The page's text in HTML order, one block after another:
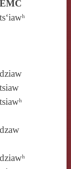
EMC
ts‘iawʰ
dziaw
tsiaw
tsiawʰ
dzaw
dziawʰ